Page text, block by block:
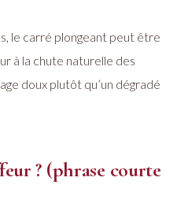
le carré plongeant peut être
à la chute naturelle des
doux plutôt qu’un dégradé
? (phrase courte